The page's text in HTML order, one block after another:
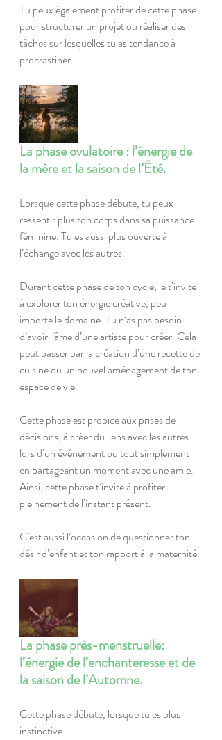
Tu peux également profiter de cette phase
pour structurer un projet ou réaliser des
tâches sur lesquelles tu as tendance à
procrastiner.
La phase ovulatoire : l’énergie de
la mère et la saison de l’Été.
Lorsque cette phase débute, tu peux
ressentir plus ton corps dans sa puissance
féminine. Tu es aussi plus ouverte à
l’échange avec les autres.
Durant cette phase de ton cycle, je t’invite
à explorer ton énergie créative, peu
importe le domaine. Tu n’as pas besoin
d’avoir l’âme d’une artiste pour créer. Cela
peut passer par la création d’une recette de
cuisine ou un nouvel aménagement de ton
espace de vie.
Cette phase est propice aux prises de
décisions, à créer du liens avec les autres
lors d’un événement ou tout simplement
en partageant un moment avec une amie.
Ainsi, cette phase t’invite à profiter
pleinement de l’instant présent.
C’est aussi l’occasion de questionner ton
désir d’enfant et ton rapport à la maternité.
La phase près-menstruelle:
l’énergie de l’enchanteresse et de
la saison de l’Automne.
Cette phase débute, lorsque tu es plus
instinctive.